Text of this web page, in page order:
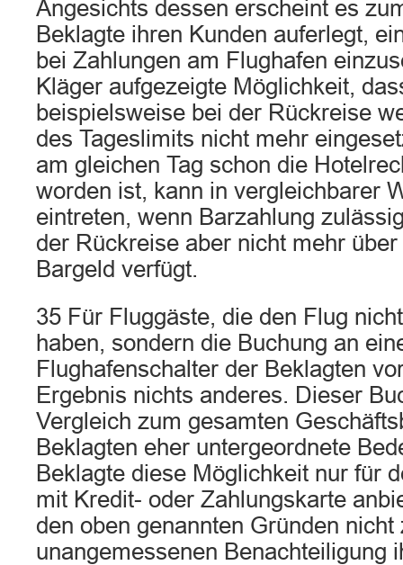
Angesichts dessen erscheint es
Beklagte ihren Kunden auferlegt,
bei Zahlungen am Flughafen
Kläger aufgezeigte Möglichkeit,
beispielsweise bei der Rückreise
des Tageslimits nicht mehr
am gleichen Tag schon die
worden ist, kann in vergleichbarer
eintreten, wenn Barzahlung
der Rückreise aber nicht mehr
Bargeld verfügt.
35 Für Fluggäste, die den Flug
haben, sondern die Buchung an
Flughafenschalter der Beklagten
Ergebnis nichts anderes. Dieser
Vergleich zum gesamten
Beklagten eher untergeordnete
Beklagte diese Möglichkeit nur für
mit Kredit- oder Zahlungskarte
den oben genannten Gründen nicht
unangemessenen Benachteiligung